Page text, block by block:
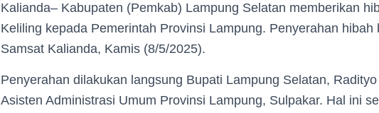
Kalianda– Kabupaten (Pemkab) Lampung Selatan memberikan
Keliling kepada Pemerintah Provinsi Lampung. Penyerahan hibah
Samsat Kalianda, Kamis (8/5/2025).
Penyerahan dilakukan langsung Bupati Lampung Selatan,
Asisten Administrasi Umum Provinsi Lampung, Sulpakar. Hal ini